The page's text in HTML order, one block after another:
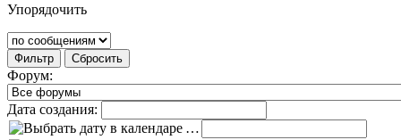
Упорядочить
Фильтр Сбросить
Форум:
Дата создания:
…